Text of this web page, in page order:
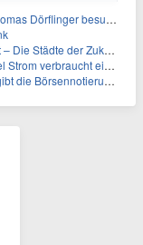
im Kammerbezirk Freiburg
der Zukunft sind grün-blau
ein Aufzug im Gebäude
Frankfurter Wertpapierbörse bekannt